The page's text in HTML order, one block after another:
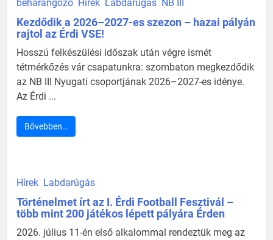
beharangozó Hírek Labdarúgás NB III
Kezdődik a 2026–2027-es szezon – hazai pályán
rajtol az Érdi VSE!
Hosszú felkészülési időszak után végre ismét
tétmérkőzés vár csapatunkra: szombaton megkezdődik
az NB III Nyugati csoportjának 2026–2027-es idénye.
Az Érdi ...
Bővebben…
Hírek Labdarúgás
Történelmet írt az I. Érdi Football Fesztivál –
több mint 200 játékos lépett pályára Érden
2026. július 11-én első alkalommal rendeztük meg az